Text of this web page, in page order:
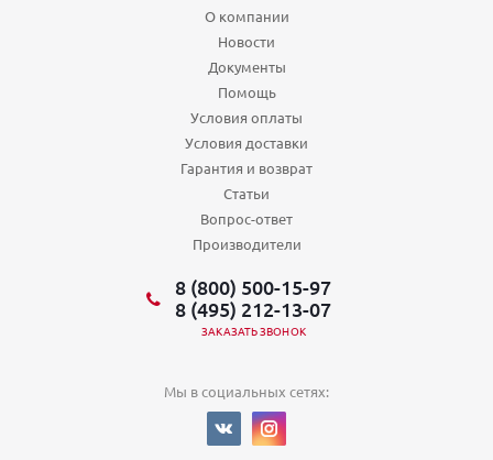
О компании
Новости
Документы
Помощь
Условия оплаты
Условия доставки
Гарантия и возврат
Статьи
Вопрос-ответ
Производители
8 (800) 500-15-97
8 (495) 212-13-07
ЗАКАЗАТЬ ЗВОНОК
Мы в социальных сетях: